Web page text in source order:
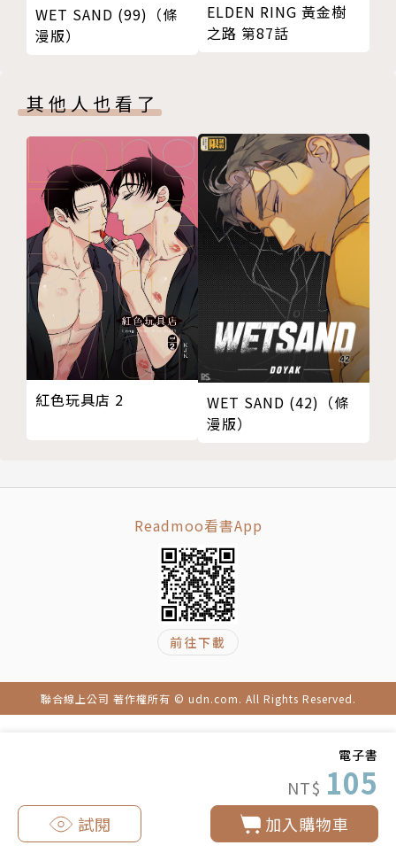
電子書
NT$ 105
加入購物車
試閱
WET SAND (99)（條
漫版）
ELDEN RING 黃金樹
之路 第87話
其他人也看了
紅色玩具店 2
WET SAND (42)（條
漫版）
Readmoo看書App
前往下載
聯合線上公司 著作權所有 © udn.com. All Rights Reserved.